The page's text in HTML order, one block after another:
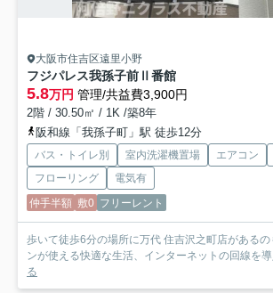
大阪市住吉区遠里小野
フジパレス我孫子前Ⅱ番館
5.8万円 管理/共益費3,900円
2階 / 30.50㎡ / 1K /築8年
阪和線「我孫子町」駅 徒歩12分
バス・トイレ別 室内洗濯機置場 エアコン
フローリング
電気有
仲手半額 敷0 フリーレント
歩いて徒歩6分の場所に万代 住吉沢之町店がある
ンが使える快適な生活、インターネットの回線を
る